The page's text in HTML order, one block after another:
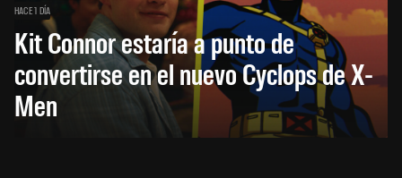
HACE 1 DÍA
Kit Connor estaría a punto de
convertirse en el nuevo Cyclops de X-
Men